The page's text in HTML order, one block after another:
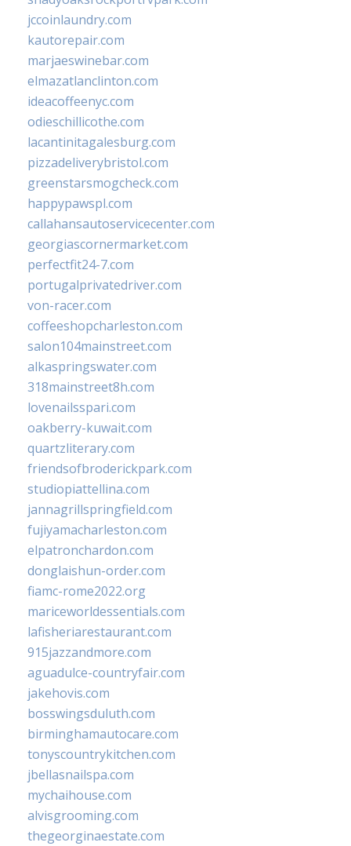
jccoinlaundry.com
kautorepair.com
marjaeswinebar.com
elmazatlanclinton.com
ideacoffeenyc.com
odieschillicothe.com
lacantinitagalesburg.com
pizzadeliverybristol.com
greenstarsmogcheck.com
happypawspl.com
callahansautoservicecenter.com
georgiascornermarket.com
perfectfit24-7.com
portugalprivatedriver.com
von-racer.com
coffeeshopcharleston.com
salon104mainstreet.com
alkaspringswater.com
318mainstreet8h.com
lovenailsspari.com
oakberry-kuwait.com
quartzliterary.com
friendsofbroderickpark.com
studiopiattellina.com
jannagrillspringfield.com
fujiyamacharleston.com
elpatronchardon.com
donglaishun-order.com
fiamc-rome2022.org
mariceworldessentials.com
lafisheriarestaurant.com
915jazzandmore.com
aguadulce-countryfair.com
jakehovis.com
bosswingsduluth.com
birminghamautocare.com
tonyscountrykitchen.com
jbellasnailspa.com
mychaihouse.com
alvisgrooming.com
thegeorginaestate.com